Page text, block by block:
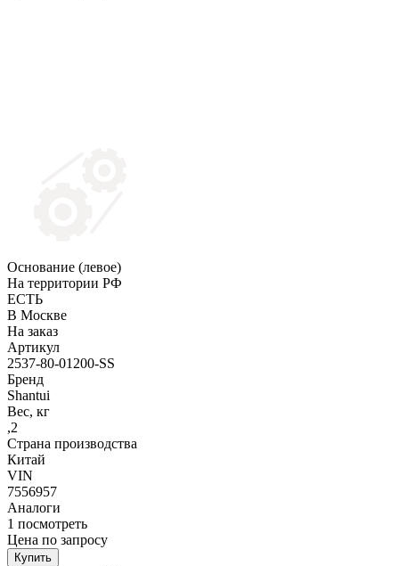
Основание (левое)
На территории РФ
ЕСТЬ
В Москве
На заказ
Артикул
2537-80-01200-SS
Бренд
Shantui
Вес, кг
,2
Страна производства
Китай
VIN
7556957
Аналоги
1 посмотреть
Цена по запросу
Купить